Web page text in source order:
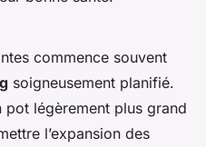
commence souvent
soigneusement planifié.
légèrement plus grand
l’expansion des